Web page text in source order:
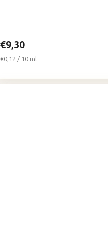
€9,30
Jednotková
€0,12 / 10 ml